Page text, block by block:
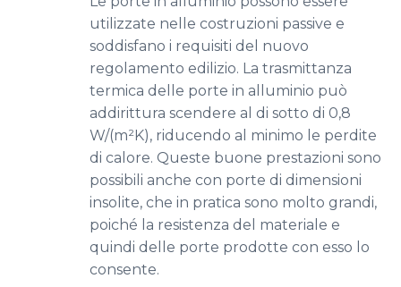
utilizzate nelle costruzioni passive e
soddisfano i requisiti del nuovo
regolamento edilizio. La trasmittanza
termica delle porte in alluminio può
addirittura scendere al di sotto di 0,8
W/(m²K), riducendo al minimo le perdite
di calore. Queste buone prestazioni sono
possibili anche con porte di dimensioni
insolite, che in pratica sono molto grandi,
poiché la resistenza del materiale e
quindi delle porte prodotte con esso lo
consente.